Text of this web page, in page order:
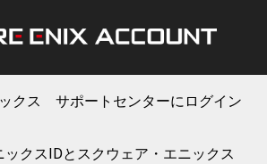
クス サポートセンターにログイン
ックスIDとスクウェア・エニックス